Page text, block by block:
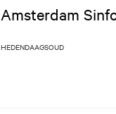
Amsterdam
HEDENDAAGSOUD